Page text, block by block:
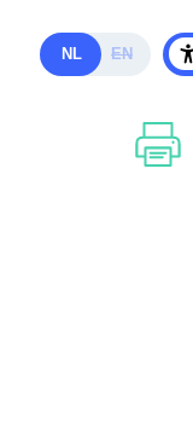
NL EN